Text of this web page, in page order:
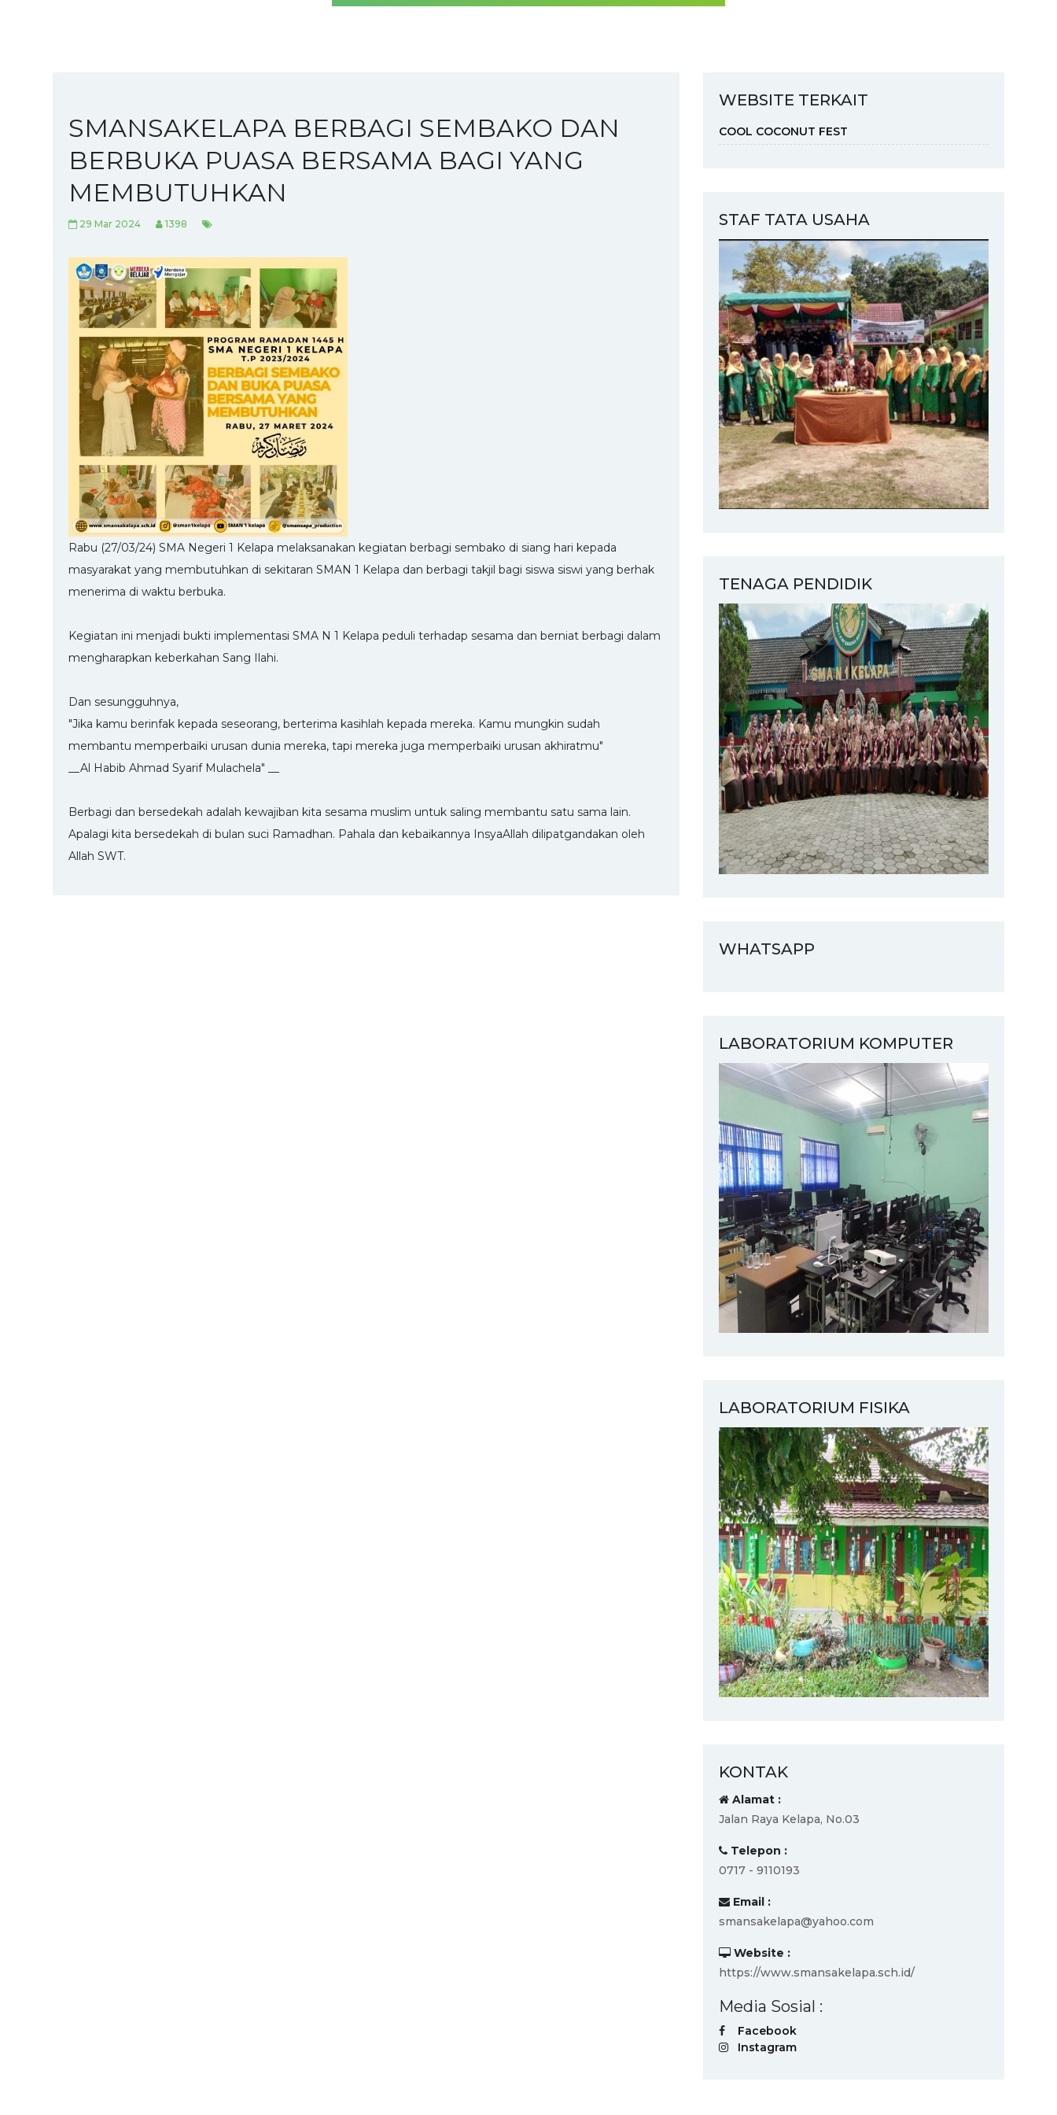
SMANSAKELAPA BERBAGI SEMBAKO DAN
BERBUKA PUASA BERSAMA BAGI YANG
MEMBUTUHKAN
29 Mar 2024 1398
Rabu (27/03/24) SMA Negeri 1 Kelapa melaksanakan kegiatan berbagi sembako di siang hari kepada
masyarakat yang membutuhkan di sekitaran SMAN 1 Kelapa dan berbagi takjil bagi siswa siswi yang berhak
menerima di waktu berbuka.
Kegiatan ini menjadi bukti implementasi SMA N 1 Kelapa peduli terhadap sesama dan berniat berbagi dalam
mengharapkan keberkahan Sang Ilahi.
Dan sesungguhnya,
"Jika kamu berinfak kepada seseorang, berterima kasihlah kepada mereka. Kamu mungkin sudah
membantu memperbaiki urusan dunia mereka, tapi mereka juga memperbaiki urusan akhiratmu"
__Al Habib Ahmad Syarif Mulachela" __
Berbagi dan bersedekah adalah kewajiban kita sesama muslim untuk saling membantu satu sama lain.
Apalagi kita bersedekah di bulan suci Ramadhan. Pahala dan kebaikannya InsyaAllah dilipatgandakan oleh
Allah SWT.
WEBSITE TERKAIT
COOL COCONUT FEST
STAF TATA USAHA
TENAGA PENDIDIK
WHATSAPP
LABORATORIUM KOMPUTER
LABORATORIUM FISIKA
KONTAK
Alamat :
Jalan Raya Kelapa, No.03
Telepon :
0717 - 9110193
Email :
smansakelapa@yahoo.com
Website :
https://www.smansakelapa.sch.id/
Media Sosial :
Facebook
Instagram